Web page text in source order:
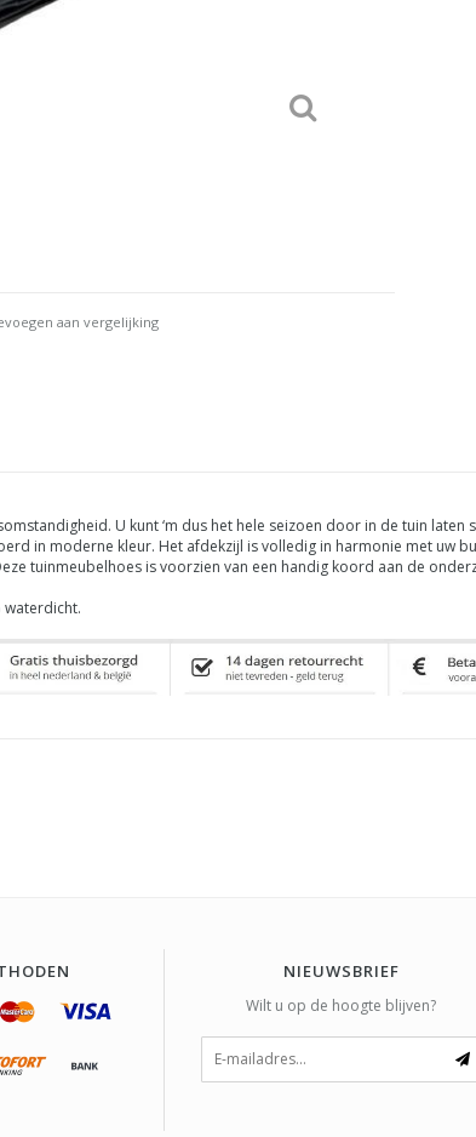
aan vergelijking
U kunt ‘m dus het hele seizoen door in de tuin
in moderne kleur. Het afdekzijl is volledig in harmonie met uw
tuinmeubelhoes is voorzien van een handig koord aan de
waterdicht.
NIEUWSBRIEF
Wilt u op de hoogte blijven?